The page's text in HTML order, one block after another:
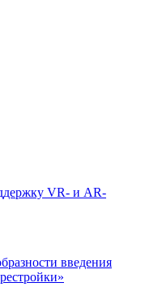
VR- и AR-
введения